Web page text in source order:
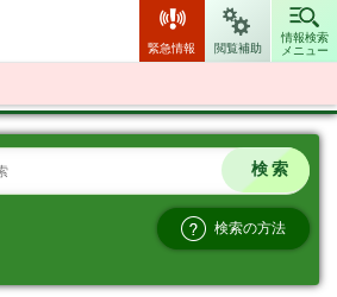
緊急情報 閲覧補助
情報検索
メニュー
検索の方法